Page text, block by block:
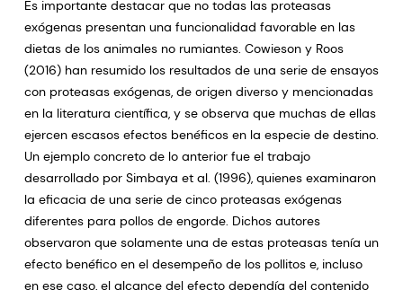
Es importante destacar que no todas las proteasas
exógenas presentan una funcionalidad favorable en las
dietas de los animales no rumiantes. Cowieson y Roos
(2016) han resumido los resultados de una serie de ensayos
con proteasas exógenas, de origen diverso y mencionadas
en la literatura científica, y se observa que muchas de ellas
ejercen escasos efectos benéficos en la especie de destino.
Un ejemplo concreto de lo anterior fue el trabajo
desarrollado por Simbaya et al. (1996), quienes examinaron
la eficacia de una serie de cinco proteasas exógenas
diferentes para pollos de engorde. Dichos autores
observaron que solamente una de estas proteasas tenía un
efecto benéfico en el desempeño de los pollitos e, incluso
en ese caso, el alcance del efecto dependía del contenido